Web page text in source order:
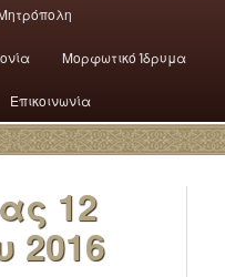
Μορφωτικό Ίδρυμα
Επικοινωνία
12
2016